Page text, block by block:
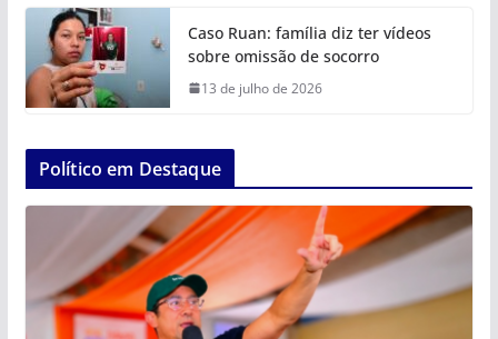
Caso Ruan: família diz ter vídeos
sobre omissão de socorro
13 de julho de 2026
Político em Destaque